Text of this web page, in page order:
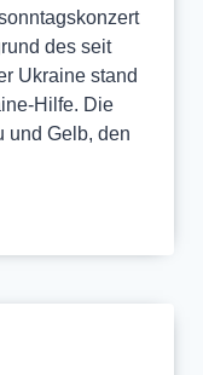
des seit
Ukraine stand
Hilfe. Die
und Gelb, den